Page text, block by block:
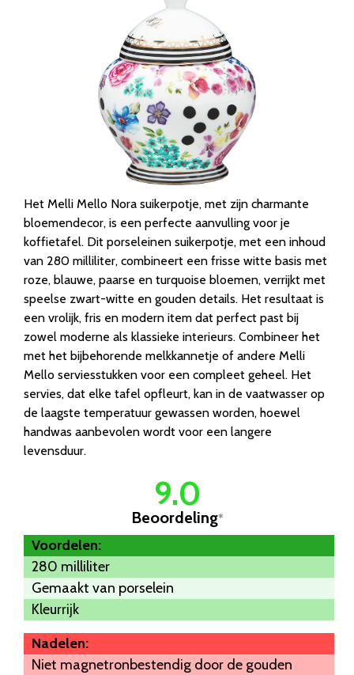
Het Melli Mello Nora suikerpotje, met zijn charmante
bloemendecor, is een perfecte aanvulling voor je
koffietafel. Dit porseleinen suikerpotje, met een inhoud
van 280 milliliter, combineert een frisse witte basis met
roze, blauwe, paarse en turquoise bloemen, verrijkt met
speelse zwart-witte en gouden details. Het resultaat is
een vrolijk, fris en modern item dat perfect past bij
zowel moderne als klassieke interieurs. Combineer het
met het bijbehorende melkkannetje of andere Melli
Mello serviesstukken voor een compleet geheel. Het
servies, dat elke tafel opfleurt, kan in de vaatwasser op
de laagste temperatuur gewassen worden, hoewel
handwas aanbevolen wordt voor een langere
levensduur.
9.0
Beoordeling*
Voordelen:
280 milliliter
Gemaakt van porselein
Kleurrijk
Nadelen:
Niet magnetronbestendig door de gouden